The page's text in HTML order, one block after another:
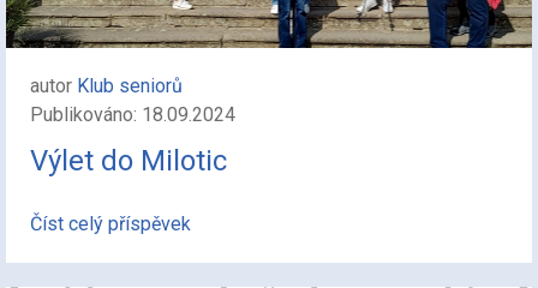
autor Klub seniorů
Publikováno: 18.09.2024
Výlet do Milotic
Číst celý příspěvek